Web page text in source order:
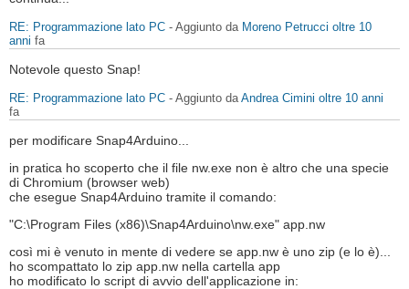
RE: Programmazione lato PC - Aggiunto da Moreno Petrucci oltre 10
anni fa
Notevole questo Snap!
RE: Programmazione lato PC - Aggiunto da Andrea Cimini oltre 10 anni
fa
per modificare Snap4Arduino...
in pratica ho scoperto che il file nw.exe non è altro che una specie
di Chromium (browser web)
che esegue Snap4Arduino tramite il comando:
"C:\Program Files (x86)\Snap4Arduino\nw.exe" app.nw
così mi è venuto in mente di vedere se app.nw è uno zip (e lo è)...
ho scompattato lo zip app.nw nella cartella app
ho modificato lo script di avvio dell'applicazione in: